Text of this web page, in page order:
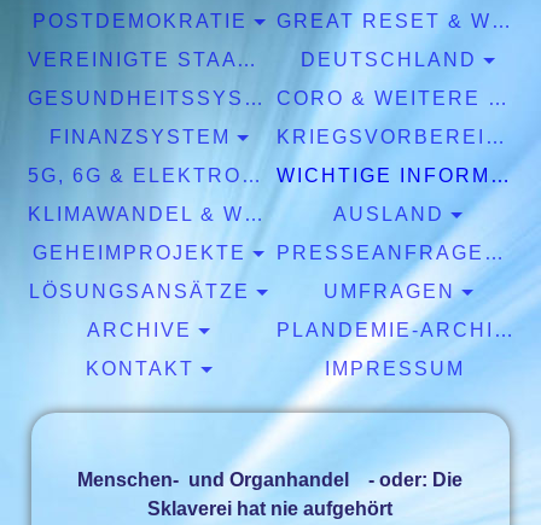
POSTDEMOKRATIE
GREAT RESET & WEF
VEREINIGTE STAATEN EUROPA
DEUTSCHLAND
GESUNDHEITSSYSTEM
CORO & WEITERE PANDEMIEN
FINANZSYSTEM
KRIEGSVORBEREITUNGEN
5G, 6G & ELEKTROSMOG
WICHTIGE INFORMATIONEN
KLIMAWANDEL & WETTER
AUSLAND
GEHEIMPROJEKTE
PRESSEANFRAGEN & EXPERTISEN
LÖSUNGSANSÄTZE
UMFRAGEN
ARCHIVE
PLANDEMIE-ARCHIV
KONTAKT
IMPRESSUM
Menschen- und Organhandel- oder: Die
Sklaverei hat nie aufgehört